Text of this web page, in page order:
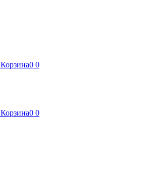
Корзина0 0
Корзина0 0